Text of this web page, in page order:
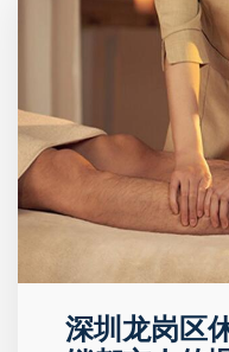
深圳龙岗区